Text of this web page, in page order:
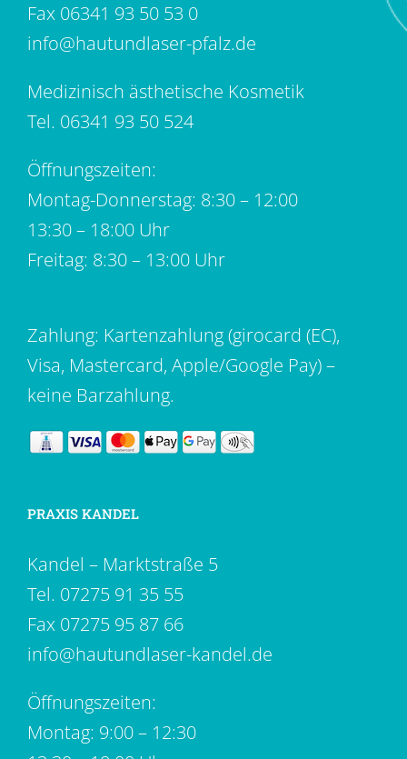
Fax 06341 93 50 53 0
info@hautundlaser-pfalz.de
Medizinisch ästhetische Kosmetik
Tel. 06341 93 50 524
Öffnungszeiten:
Montag-Donnerstag: 8:30 – 12:00
13:30 – 18:00 Uhr
Freitag: 8:30 – 13:00 Uhr
Zahlung: Kartenzahlung (girocard (EC),
Visa, Mastercard, Apple/Google Pay) –
keine Barzahlung.
PRAXIS KANDEL
Kandel – Marktstraße 5
Tel. 07275 91 35 55
Fax 07275 95 87 66
info@hautundlaser-kandel.de
Öffnungszeiten:
Montag: 9:00 – 12:30